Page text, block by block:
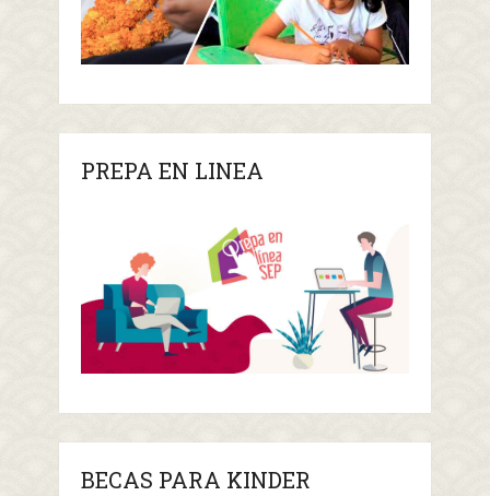
PREPA EN LINEA
BECAS PARA KINDER